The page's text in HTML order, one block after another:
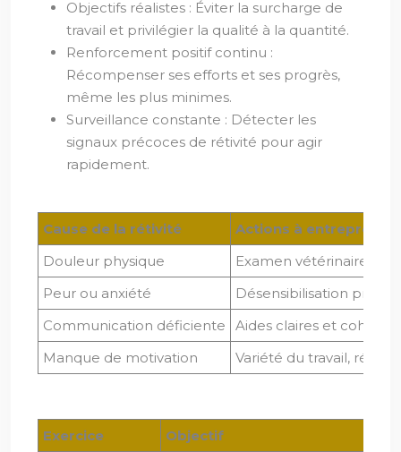
Objectifs réalistes : Éviter la surcharge de
travail et privilégier la qualité à la quantité.
Renforcement positif continu :
Récompenser ses efforts et ses progrès,
même les plus minimes.
Surveillance constante : Détecter les
signaux précoces de rétivité pour agir
rapidement.
Cause de la rétivité
Actions à
Douleur physique
Examen vétérinaire
Peur ou anxiété
Désensibilisation
Communication déficiente
Aides claires et
Manque de motivation
Variété du travail,
Exercice
Objectif